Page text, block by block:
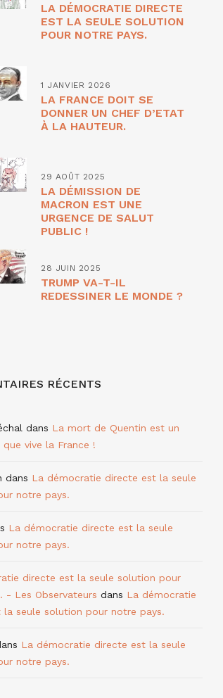
LA DÉMOCRATIE DIRECTE
EST LA SEULE SOLUTION
POUR NOTRE PAYS.
1 JANVIER 2026
LA FRANCE DOIT SE
DONNER UN CHEF D’ETAT
À LA HAUTEUR.
29 AOÛT 2025
LA DÉMISSION DE
MACRON EST UNE
URGENCE DE SALUT
PUBLIC !
28 JUIN 2025
TRUMP VA-T-IL
REDESSINER LE MONDE ?
RÉCENTS
dans La mort de Quentin est un
vive la France !
dans La démocratie directe est la seule
notre pays.
La démocratie directe est la seule
notre pays.
directe est la seule solution pour
- Les Observateurs dans La démocratie
la seule solution pour notre pays.
La démocratie directe est la seule
notre pays.